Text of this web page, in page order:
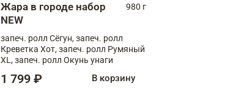
Жара в городе набор
NEW
980 г
запеч. ролл Сёгун, запеч. ролл
Креветка Хот, запеч. ролл Румяный
XL, запеч. ролл Окунь унаги
1 799 ₽ В корзину